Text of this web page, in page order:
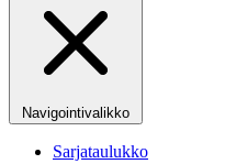
Navigointivalikko
Sarjataulukko